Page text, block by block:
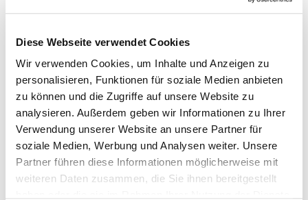
Diese Webseite verwendet Cookies
Wir verwenden Cookies, um Inhalte und Anzeigen zu
personalisieren, Funktionen für soziale Medien anbieten
zu können und die Zugriffe auf unsere Website zu
analysieren. Außerdem geben wir Informationen zu Ihrer
Verwendung unserer Website an unsere Partner für
soziale Medien, Werbung und Analysen weiter. Unsere
Partner führen diese Informationen möglicherweise mit
weiteren Daten zusammen, die Sie ihnen bereitgestellt
Anschlussmodul
CRITO CrossBoard
Einspeisung des CrossBoard
3-polig
Anschluss oben und unten
für CrossBoard 250 A 300 - 1100
Anschlussmodul
CRITO CrossBoard
Einspeisung des CrossBoard
3-polig
Anschluss oben oder unten
für CrossBoard 250 A 300 - 1100